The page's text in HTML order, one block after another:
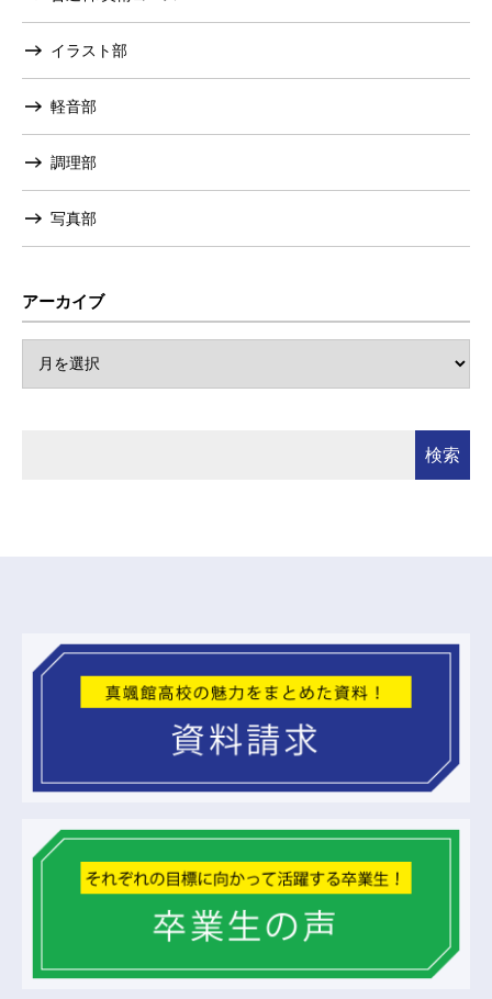
イラスト部
軽音部
調理部
写真部
アーカイブ